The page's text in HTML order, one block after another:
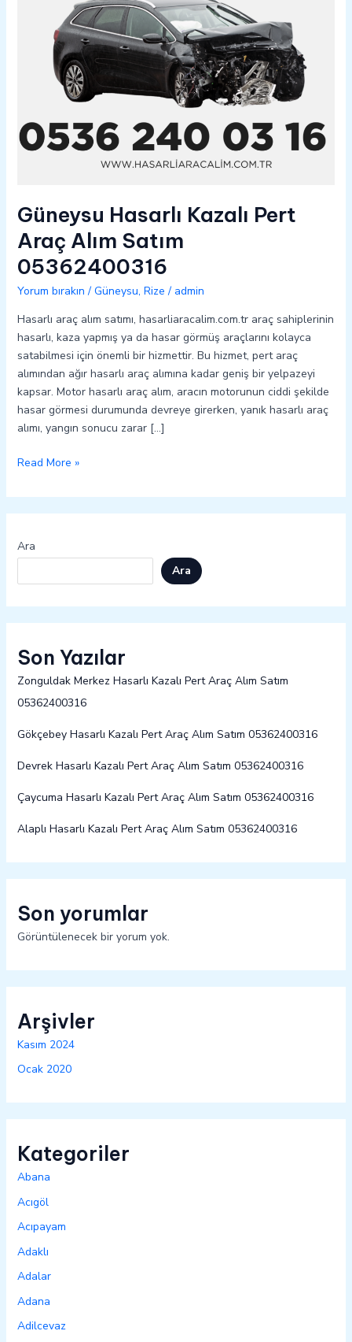
Güneysu Hasarlı Kazalı Pert
Araç Alım Satım
05362400316
Yorum bırakın / Güneysu, Rize / admin
Hasarlı araç alım satımı, hasarliaracalim.com.tr araç sahiplerinin
hasarlı, kaza yapmış ya da hasar görmüş araçlarını kolayca
satabilmesi için önemli bir hizmettir. Bu hizmet, pert araç
alımından ağır hasarlı araç alımına kadar geniş bir yelpazeyi
kapsar. Motor hasarlı araç alım, aracın motorunun ciddi şekilde
hasar görmesi durumunda devreye girerken, yanık hasarlı araç
alımı, yangın sonucu zarar […]
Read More »
Ara
Ara
Son Yazılar
Zonguldak Merkez Hasarlı Kazalı Pert Araç Alım Satım
05362400316
Gökçebey Hasarlı Kazalı Pert Araç Alım Satım 05362400316
Devrek Hasarlı Kazalı Pert Araç Alım Satım 05362400316
Çaycuma Hasarlı Kazalı Pert Araç Alım Satım 05362400316
Alaplı Hasarlı Kazalı Pert Araç Alım Satım 05362400316
Son yorumlar
Görüntülenecek bir yorum yok.
Arşivler
Kasım 2024
Ocak 2020
Kategoriler
Abana
Acıgöl
Acıpayam
Adaklı
Adalar
Adana
Adilcevaz